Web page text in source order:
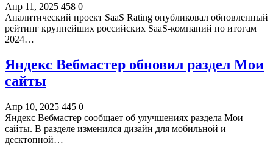
Апр 11, 2025 458 0
Аналитический проект SaaS Rating опубликовал обновленный
рейтинг крупнейших российских SaaS-компаний по итогам
2024…
Яндекс Вебмастер обновил раздел Мои
сайты
Апр 10, 2025 445 0
Яндекс Вебмастер сообщает об улучшениях раздела Мои
сайты. В разделе изменился дизайн для мобильной и
десктопной…